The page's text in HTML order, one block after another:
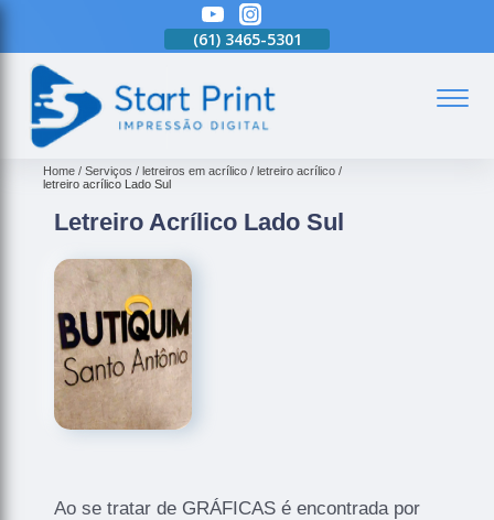
(61)3465-5301
Home Serviços letreiros em acrílico
letreiro acrílico
letreiro acrílico Lado Sul
Letreiro Acrílico Lado Sul
Ao se tratar de GRÁFICAS é encontrada por